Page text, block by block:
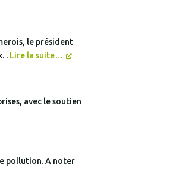
le président
. Lire la suite…
avec le soutien
pollution. A noter